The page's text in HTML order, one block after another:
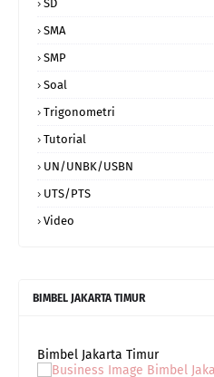
SD
SMA
SMP
Soal
Trigonometri
Tutorial
UN/UNBK/USBN
UTS/PTS
Video
BIMBEL JAKARTA TIMUR
Bimbel Jakarta Timur